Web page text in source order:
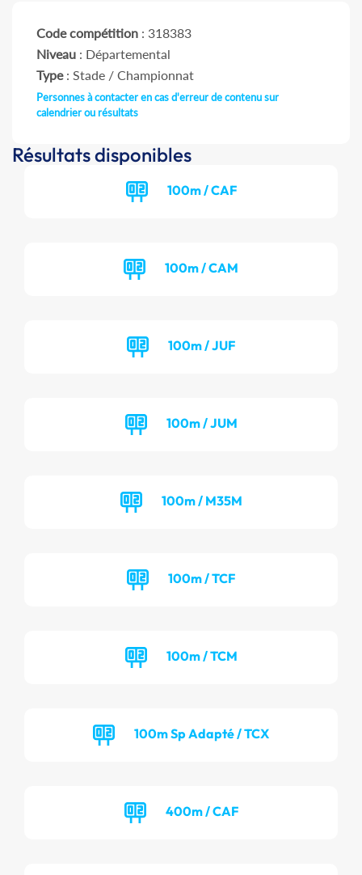
Code compétition : 318383
Niveau : Départemental
Type: Stade / Championnat
Personnes à contacter en cas d'erreur de contenu sur
calendrier ou résultats
Résultats disponibles
100m / CAF
100m / CAM
100m / JUF
100m / JUM
100m / M35M
100m / TCF
100m / TCM
100m Sp Adapté / TCX
400m / CAF